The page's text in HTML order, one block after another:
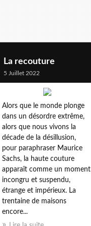
La recouture
5 Juillet 2022
Alors que le monde plonge
dans un désordre extrême,
alors que nous vivons la
décade de la désillusion,
pour paraphraser Maurice
Sachs, la haute couture
apparaît comme un moment
incongru et suspendu,
étrange et impérieux. La
trentaine de maisons
encore...